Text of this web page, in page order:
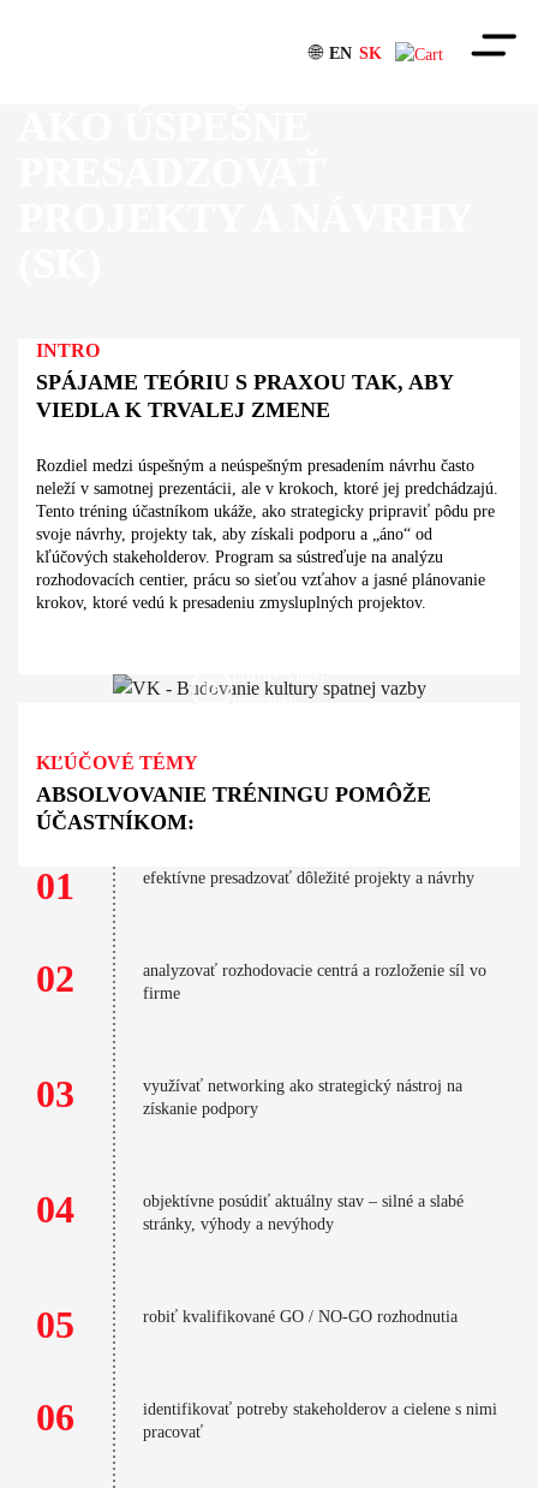
🌐 EN SK
Postrehy
INTRO
SPÁJAME TEÓRIU S PRAXOU TAK, ABY
VIEDLA K TRVALEJ ZMENE
Rozdiel medzi úspešným a neúspešným presadením návrhu často
neleží v samotnej prezentácii, ale v krokoch, ktoré jej predchádzajú.
Tento tréning účastníkom ukáže, ako strategicky pripraviť pôdu pre
svoje návrhy, projekty tak, aby získali podporu a „áno“ od
kľúčových stakeholderov. Program sa sústreďuje na analýzu
rozhodovacích centier, prácu so sieťou vzťahov a jasné plánovanie
krokov, ktoré vedú k presadeniu zmysluplných projektov.
KĽÚČOVÉ TÉMY
ABSOLVOVANIE TRÉNINGU POMÔŽE
ÚČASTNÍKOM:
01 efektívne presadzovať dôležité projekty a návrhy
02
analyzovať rozhodovacie centrá a rozloženie síl vo
firme
03
využívať networking ako strategický nástroj na
získanie podpory
04
objektívne posúdiť aktuálny stav – silné a slabé
stránky, výhody a nevýhody
05 robiť kvalifikované GO / NO-GO rozhodnutia
06
identifikovať potreby stakeholderov a cielene s nimi
pracovať